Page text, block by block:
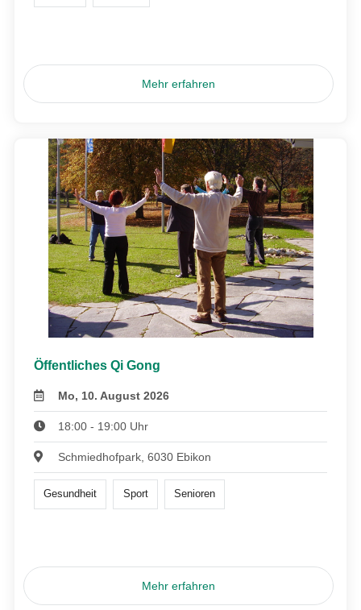
Mehr erfahren
Öffentliches Qi Gong
Mo, 10. August 2026
18:00 - 19:00 Uhr
Schmiedhofpark, 6030 Ebikon
Gesundheit Sport Senioren
Mehr erfahren